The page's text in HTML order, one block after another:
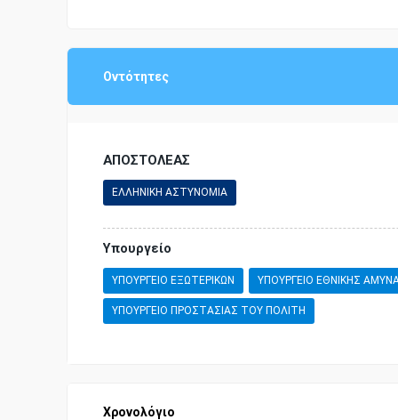
Οντότητες
ΑΠΟΣΤΟΛΕΑΣ
ΕΛΛΗΝΙΚΗ ΑΣΤΥΝΟΜΙΑ
Υπουργείο
ΥΠΟΥΡΓΕΙΟ ΕΞΩΤΕΡΙΚΩΝ ΥΠΟΥΡΓΕΙΟ ΕΘΝΙΚΗΣ
ΥΠΟΥΡΓΕΙΟ ΠΡΟΣΤΑΣΙΑΣ ΤΟΥ ΠΟΛΙΤΗ
Χρονολόγιο